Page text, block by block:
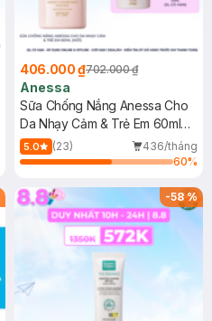
406.000 ₫702.000 ₫
Anessa
Sữa Chống Nắng Anessa Cho
Da Nhạy Cảm & Trẻ Em 60ml
(Mới)
5.0 (23)
436/tháng
60%
-58%